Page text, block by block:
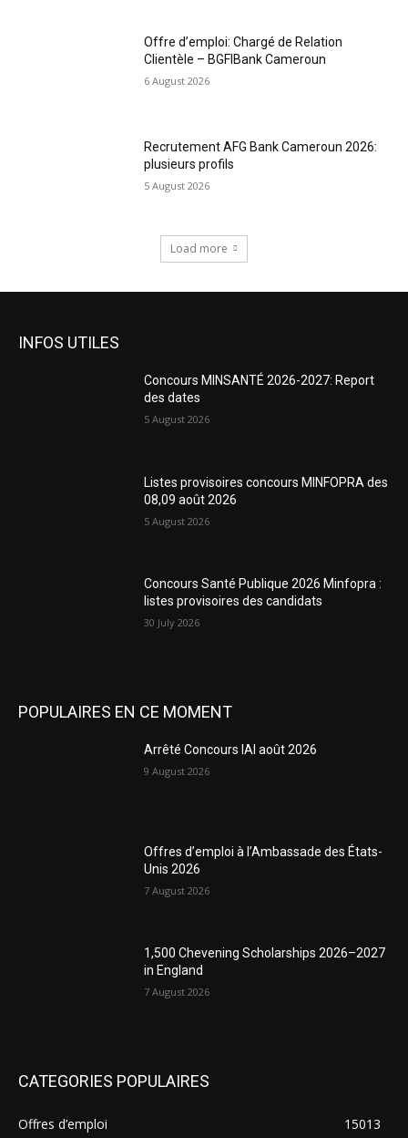
Offre d’emploi: Chargé de Relation
Clientèle – BGFIBank Cameroun
6 August 2026
Recrutement AFG Bank Cameroun 2026:
plusieurs profils
5 August 2026
Load more
INFOS UTILES
Concours MINSANTÉ 2026-2027: Report
des dates
5 August 2026
Listes provisoires concours MINFOPRA des
08,09 août 2026
5 August 2026
Concours Santé Publique 2026 Minfopra :
listes provisoires des candidats
30 July 2026
POPULAIRES EN CE MOMENT
Arrêté Concours IAI août 2026
9 August 2026
Offres d’emploi à l’Ambassade des États-
Unis 2026
7 August 2026
1,500 Chevening Scholarships 2026–2027
in England
7 August 2026
CATEGORIES POPULAIRES
Offres d’emploi
15013